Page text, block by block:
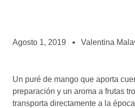
asociados
el café siempre tiene
algo nuevo que
enseñarnos
Agosto 1, 2019 Valentina
Un puré de mango que aporta
preparación y un aroma a frutas
transporta directamente a la